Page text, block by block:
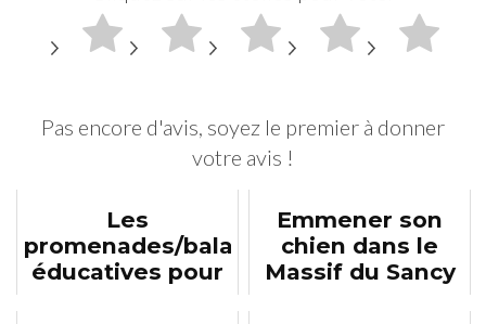
Pas encore d'avis, soyez le premier à donner
votre avis !
Les
promenades/balades
éducatives pour
Emmener son
chien dans le
Massif du Sancy